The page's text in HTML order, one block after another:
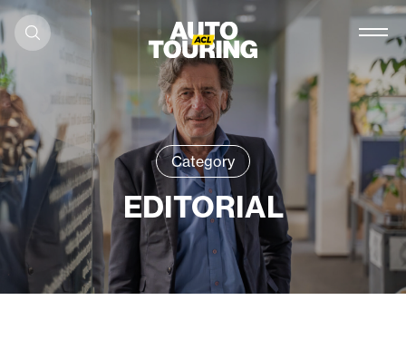
Skip to content
Category
EDITORIAL